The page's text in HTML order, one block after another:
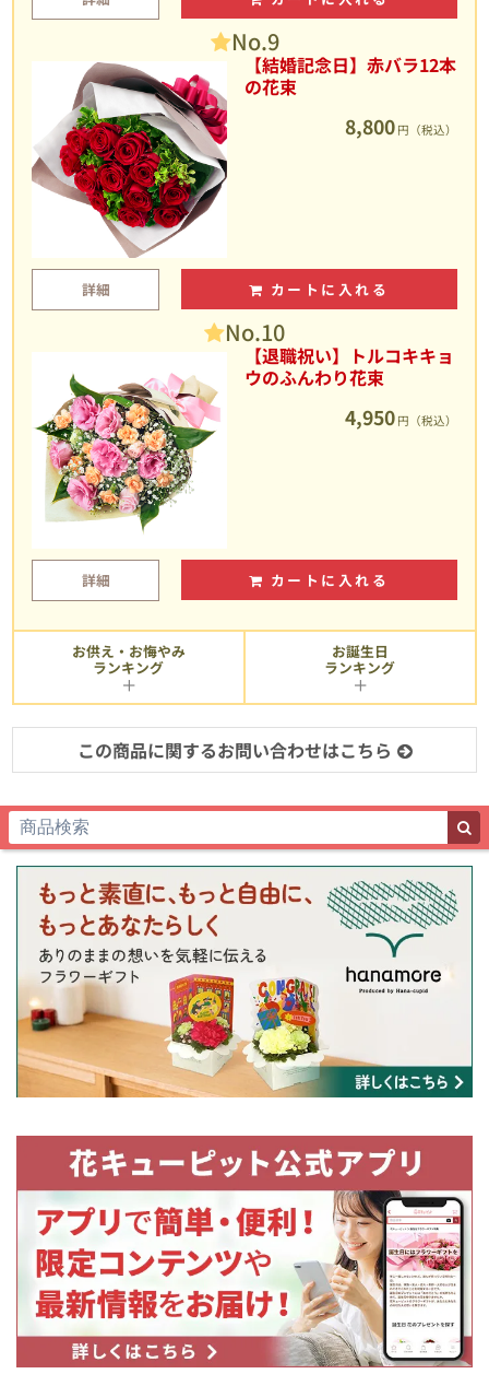
No.9
【結婚記念日】赤バラ12本
の花束
8,800 円（税込）
詳細 カートに入れる
No.10
【退職祝い】トルコキキョ
ウのふんわり花束
4,950 円（税込）
詳細 カートに入れる
お供え・お悔やみ
ランキング
お誕生日
ランキング
この商品に関するお問い合わせはこちら